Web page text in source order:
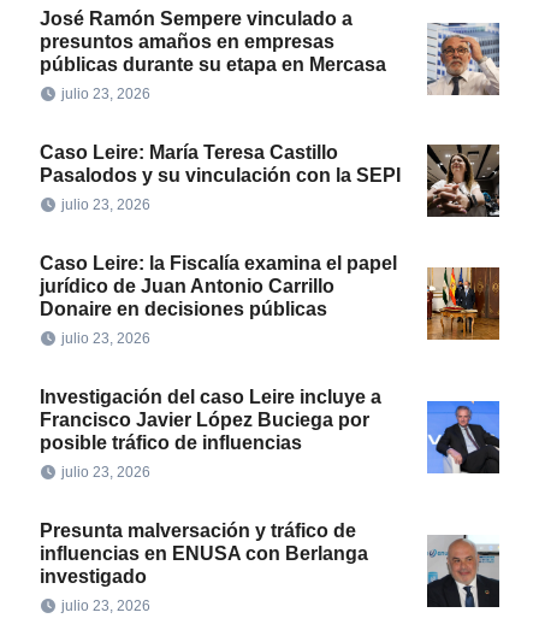
José Ramón Sempere vinculado a
presuntos amaños en empresas
públicas durante su etapa en Mercasa
julio 23, 2026
Caso Leire: María Teresa Castillo
Pasalodos y su vinculación con la SEPI
julio 23, 2026
Caso Leire: la Fiscalía examina el papel
jurídico de Juan Antonio Carrillo
Donaire en decisiones públicas
julio 23, 2026
Investigación del caso Leire incluye a
Francisco Javier López Buciega por
posible tráfico de influencias
julio 23, 2026
Presunta malversación y tráfico de
influencias en ENUSA con Berlanga
investigado
julio 23, 2026